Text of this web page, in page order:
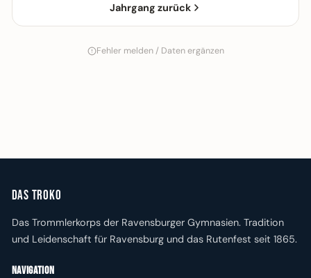
Jahrgang zurück
Fehler melden / Daten ergänzen
Das Troko
Das Trommlerkorps der Ravensburger Gymnasien. Tradition
und Leidenschaft für Ravensburg und das Rutenfest seit 1865.
Navigation